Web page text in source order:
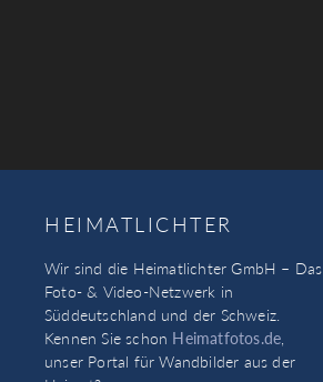
HEIMATLICHTER
Wir sind die Heimatlichter GmbH – Das
Foto- & Video-Netzwerk in
Süddeutschland und der Schweiz.
Kennen Sie schon Heimatfotos.de
unser Portal für Wandbilder aus der